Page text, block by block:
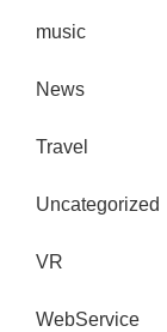
music
News
Travel
Uncategorized
VR
WebService